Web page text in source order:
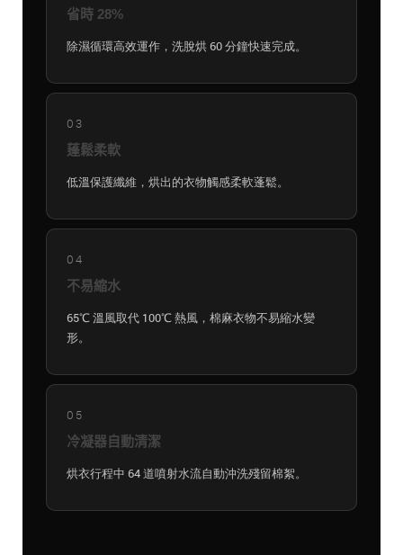
省時 28%
除濕循環高效運作，洗脫烘 60 分鐘快速完成。
03
蓬鬆柔軟
低溫保護纖維，烘出的衣物觸感柔軟蓬鬆。
04
不易縮水
65℃ 溫風取代 100℃ 熱風，棉麻衣物不易縮水變
形。
05
冷凝器自動清潔
烘衣行程中 64 道噴射水流自動沖洗殘留棉絮。